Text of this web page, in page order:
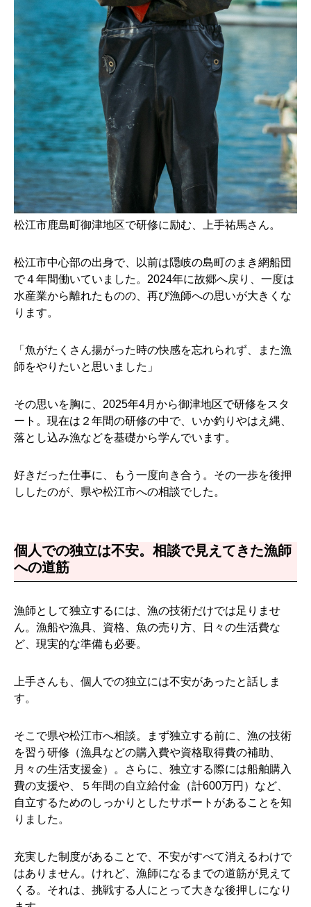
松江市鹿島町御津地区で研修に励む、上手祐馬さん。
松江市中心部の出身で、以前は隠岐の島町のまき網船団
で４年間働いていました。2024年に故郷へ戻り、一度は
水産業から離れたものの、再び漁師への思いが大きくな
ります。
「魚がたくさん揚がった時の快感を忘れられず、また漁
師をやりたいと思いました」
その思いを胸に、2025年4月から御津地区で研修をスタ
ート。現在は２年間の研修の中で、いか釣りやはえ縄、
落とし込み漁などを基礎から学んでいます。
好きだった仕事に、もう一度向き合う。その一歩を後押
ししたのが、県や松江市への相談でした。
個人での独立は不安。相談で見えてきた漁師
への道筋
漁師として独立するには、漁の技術だけでは足りませ
ん。漁船や漁具、資格、魚の売り方、日々の生活費な
ど、現実的な準備も必要。
上手さんも、個人での独立には不安があったと話しま
す。
そこで県や松江市へ相談。まず独立する前に、漁の技術
を習う研修（漁具などの購入費や資格取得費の補助、
月々の生活支援金）。さらに、独立する際には船舶購入
費の支援や、５年間の自立給付金（計600万円）など、
自立するためのしっかりとしたサポートがあることを知
りました。
充実した制度があることで、不安がすべて消えるわけで
はありません。けれど、漁師になるまでの道筋が見えて
くる。それは、挑戦する人にとって大きな後押しになり